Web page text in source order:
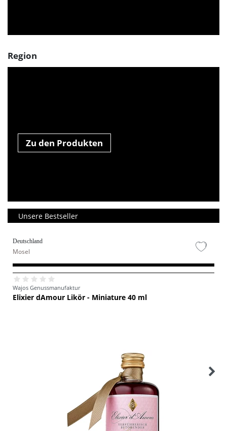
Region
Zu den Produkten
Unsere Bestseller
Deutschland
Mosel
Wajos Genussmanufaktur
Elixier dAmour Likör - Miniature 40 ml